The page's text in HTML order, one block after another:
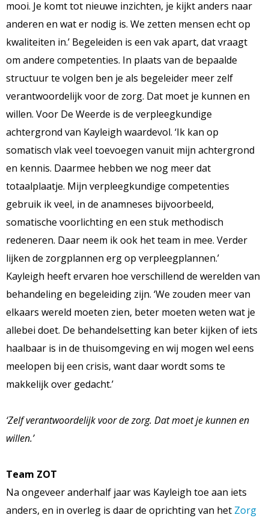
mooi. Je komt tot nieuwe inzichten, je kijkt anders naar
anderen en wat er nodig is. We zetten mensen echt op
kwaliteiten in.’ Begeleiden is een vak apart, dat vraagt
om andere competenties. In plaats van de bepaalde
structuur te volgen ben je als begeleider meer zelf
verantwoordelijk voor de zorg. Dat moet je kunnen en
willen. Voor De Weerde is de verpleegkundige
achtergrond van Kayleigh waardevol. ‘Ik kan op
somatisch vlak veel toevoegen vanuit mijn achtergrond
en kennis. Daarmee hebben we nog meer dat
totaalplaatje. Mijn verpleegkundige competenties
gebruik ik veel, in de anamneses bijvoorbeeld,
somatische voorlichting en een stuk methodisch
redeneren. Daar neem ik ook het team in mee. Verder
lijken de zorgplannen erg op verpleegplannen.’
Kayleigh heeft ervaren hoe verschillend de werelden van
behandeling en begeleiding zijn. ‘We zouden meer van
elkaars wereld moeten zien, beter moeten weten wat je
allebei doet. De behandelsetting kan beter kijken of iets
haalbaar is in de thuisomgeving en wij mogen wel eens
meelopen bij een crisis, want daar wordt soms te
makkelijk over gedacht.’
‘Zelf verantwoordelijk voor de zorg. Dat moet je kunnen en
willen.’
Team ZOT
Na ongeveer anderhalf jaar was Kayleigh toe aan iets
anders, en in overleg is daar de oprichting van het Zorg